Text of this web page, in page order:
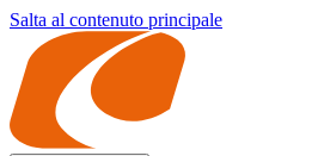
Salta al contenuto principale